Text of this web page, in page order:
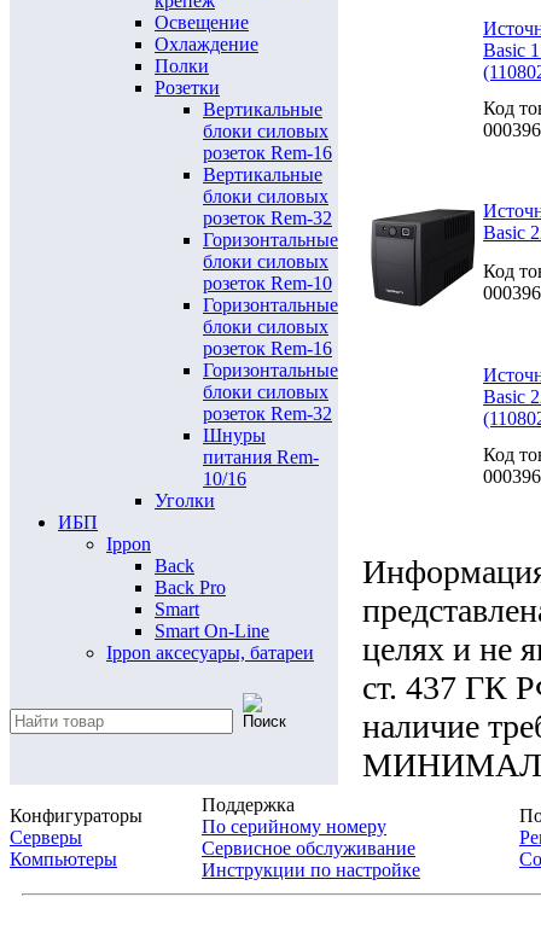
Освещение
Охлаждение
Полки
Розетки
Вертикальные
блоки силовых
розеток Rem-16
Вертикальные
блоки силовых
розеток Rem-32
Горизонтальные
блоки силовых
розеток Rem-10
Горизонтальные
блоки силовых
розеток Rem-16
Горизонтальные
блоки силовых
розеток Rem-32
Шнуры
питания Rem-
10/16
Уголки
ИБП
Ippon
Back
Back Pro
Smart
Smart On-Line
Ippon аксесуары, батареи
Basic
Код
Basic
Код
Basic
Код
целях и не
ст. 437 ГК
наличие
Конфигураторы
Серверы
Компьютеры
Поддержка
По серийному номеру
Сервисное обслуживание
Инструкции по настройке